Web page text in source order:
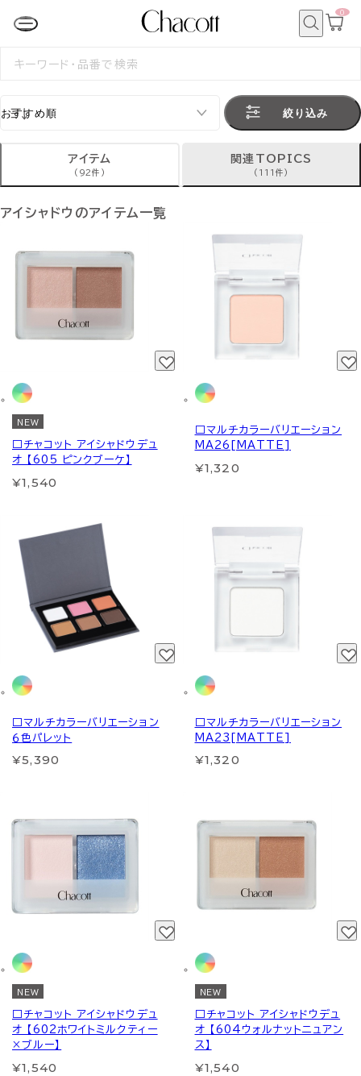
カ
0
検
絞り込み
アイテム
(92件)
関連TOPICS
(111件)
アイシャドウのアイテム一覧
NEW
□チャコット アイシャドウデュ
オ 【605 ピンクブーケ】
¥1,540
□マルチカラーバリエーション
MA26[MATTE]
¥1,320
□マルチカラーバリエーション
６色パレット
¥5,390
□マルチカラーバリエーション
MA23[MATTE]
¥1,320
NEW
□チャコット アイシャドウデュ
オ 【602ホワイトミルクティー
×ブルー】
¥1,540
NEW
□チャコット アイシャドウデュ
オ 【604ウォルナットニュアン
ス】
¥1,540